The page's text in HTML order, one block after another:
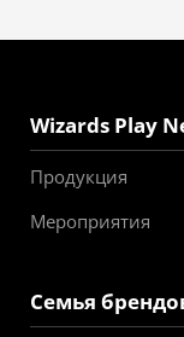
Wizards Play
Продукция
Мероприятия
Семья